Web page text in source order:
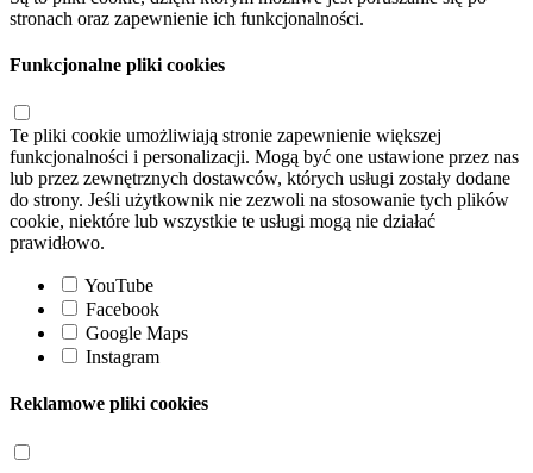
stronach oraz zapewnienie ich funkcjonalności.
Funkcjonalne pliki cookies
Te pliki cookie umożliwiają stronie zapewnienie większej
funkcjonalności i personalizacji. Mogą być one ustawione przez nas
lub przez zewnętrznych dostawców, których usługi zostały dodane
do strony. Jeśli użytkownik nie zezwoli na stosowanie tych plików
cookie, niektóre lub wszystkie te usługi mogą nie działać
prawidłowo.
YouTube
Facebook
Google Maps
Instagram
Reklamowe pliki cookies